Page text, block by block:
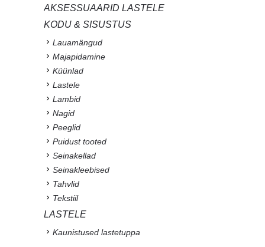
AKSESSUAARID LASTELE
KODU & SISUSTUS
Lauamängud
Majapidamine
Küünlad
Lastele
Lambid
Nagid
Peeglid
Puidust tooted
Seinakellad
Seinakleebised
Tahvlid
Tekstiil
LASTELE
Kaunistused lastetuppa